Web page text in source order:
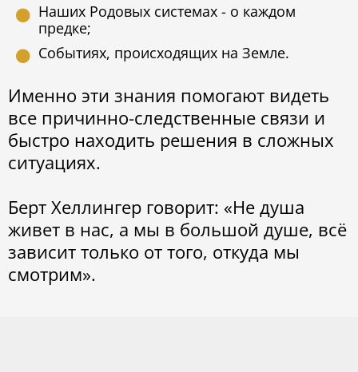
Наших Родовых системах - о каждом
предке;
Событиях, происходящих на Земле.
Именно эти знания помогают видеть
все причинно-следственные связи и
быстро находить решения в сложных
ситуациях.
Берт Хеллингер говорит: «Не душа
живет в нас, а мы в большой душе, всё
зависит только от того, откуда мы
смотрим».